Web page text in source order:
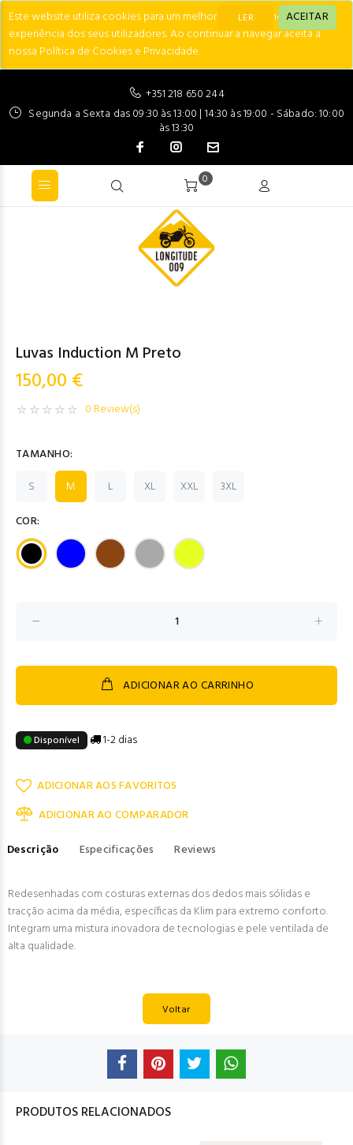
Este website utiliza cookies para um melhor desempenho e
experiência dos seus utilizadores. Ao continuar a navegar aceita a
nossa Política de Cookies e Privacidade.
LER ACEITAR
+351 218 650 244
Segunda a Sexta das 09:30 às 13:00 | 14:30 às 19:00 - Sábado: 10:00
às 13:30
0
Luvas Induction M Preto
150,00 €
0 Review(s)
TAMANHO:
S
M L XL XXL
3XL
COR:
ADICIONAR AO CARRINHO
Disponível 1-2 dias
ADICIONAR AOS FAVORITOS
ADICIONAR AO COMPARADOR
Descrição
Especificações Reviews
Redesenhadas com costuras externas dos dedos mais sólidas e
tracção acima da média, específicas da Klim para extremo conforto.
Integram uma mistura inovadora de tecnologias e pele ventilada de
alta qualidade.
Voltar
PRODUTOS RELACIONADOS